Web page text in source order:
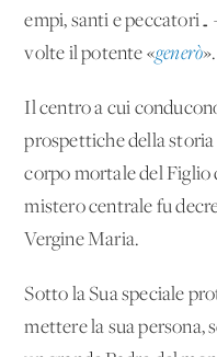
empi, santi e
volte il potente «generò».
Il centro a cui
prospettiche della storia
corpo mortale del Figlio
mistero centrale fu
Vergine Maria.
Sotto la Sua speciale
mettere la sua persona,